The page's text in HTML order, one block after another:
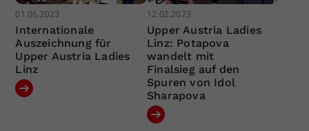
01.06.2023
Internationale
Auszeichnung für
Upper Austria Ladies
Linz
12.02.2023
Upper Austria Ladies
Linz: Potapova
wandelt mit
Finalsieg auf den
Spuren von Idol
Sharapova